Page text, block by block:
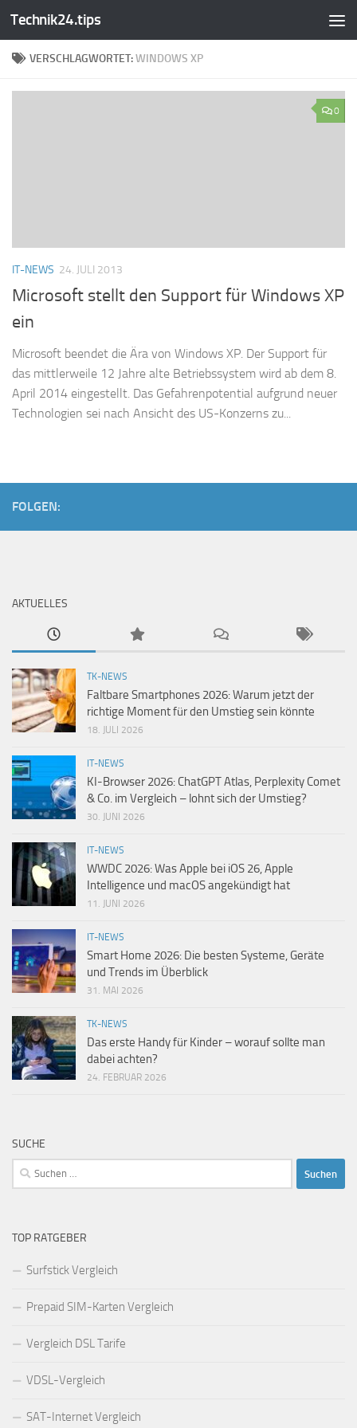
Zum Inhalt springen
Technik24.tips
VERSCHLAGWORTET:WINDOWS XP
0
IT-NEWS 24. JULI 2013
Microsoft stellt den Support für Windows XP
ein
Microsoft beendet die Ära von Windows XP. Der Support für
das mittlerweile 12 Jahre alte Betriebssystem wird ab dem 8.
April 2014 eingestellt. Das Gefahrenpotential aufgrund neuer
Technologien sei nach Ansicht des US-Konzerns zu...
FOLGEN:
AKTUELLES
TK-NEWS
Faltbare Smartphones 2026: Warum jetzt der
richtige Moment für den Umstieg sein könnte
18. JULI 2026
IT-NEWS
KI-Browser 2026: ChatGPT Atlas, Perplexity Comet
& Co. im Vergleich – lohnt sich der Umstieg?
30. JUNI 2026
IT-NEWS
WWDC 2026: Was Apple bei iOS 26, Apple
Intelligence und macOS angekündigt hat
11. JUNI 2026
IT-NEWS
Smart Home 2026: Die besten Systeme, Geräte
und Trends im Überblick
31. MAI 2026
TK-NEWS
Das erste Handy für Kinder – worauf sollte man
dabei achten?
24. FEBRUAR 2026
SUCHE
Suchen
nach:
TOP RATGEBER
Surfstick Vergleich
Prepaid SIM-Karten Vergleich
Vergleich DSL Tarife
VDSL-Vergleich
SAT-Internet Vergleich